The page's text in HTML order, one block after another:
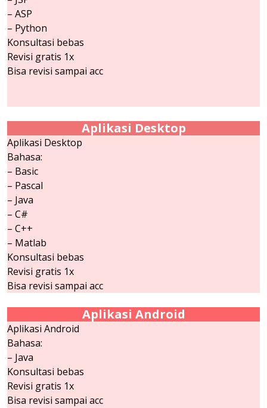
– ASP
– Python
Konsultasi bebas
Revisi gratis 1x
Bisa revisi sampai acc
Aplikasi Desktop
Aplikasi Desktop
Bahasa:
– Basic
– Pascal
– Java
– C#
– C++
– Matlab
Konsultasi bebas
Revisi gratis 1x
Bisa revisi sampai acc
Aplikasi Android
Aplikasi Android
Bahasa:
– Java
Konsultasi bebas
Revisi gratis 1x
Bisa revisi sampai acc